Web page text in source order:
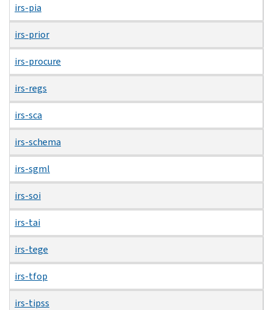
irs-pia
irs-prior
irs-procure
irs-regs
irs-sca
irs-schema
irs-sgml
irs-soi
irs-tai
irs-tege
irs-tfop
irs-tipss